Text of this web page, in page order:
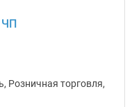
ЧП
Розничная торговля,